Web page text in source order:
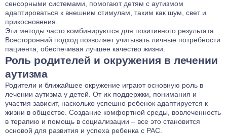
сенсорными системами, помогают детям с аутизмом
адаптироваться к внешним стимулам, таким как шум, свет и
прикосновения.
Эти методы часто комбинируются для позитивного результата.
Всесторонний подход позволяет учитывать личные потребности
пациента, обеспечивая лучшее качество жизни.
Роль родителей и окружения в лечении
аутизма
Родители и ближайшее окружение играют основную роль в
лечении аутизма у детей. От их поддержки, понимания и
участия зависит, насколько успешно ребенок адаптируется к
жизни в обществе. Создание комфортной среды, вовлеченность
в терапию и помощь в социализации – все это становится
основой для развития и успеха ребенка с РАС.